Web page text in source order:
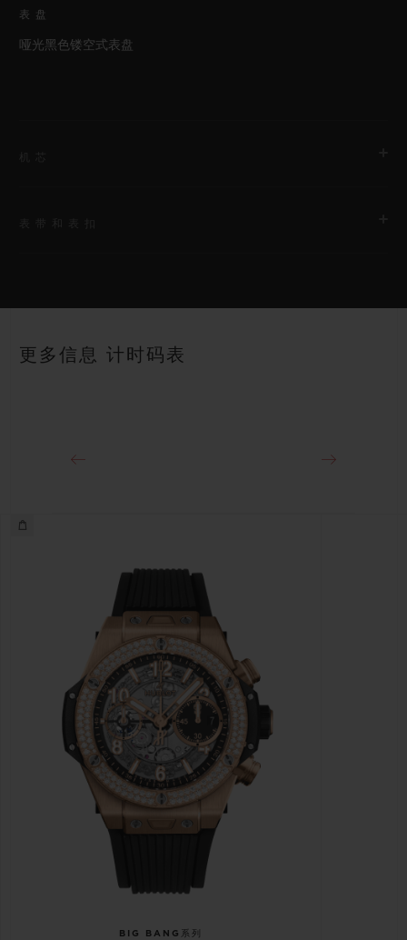
表盘
哑光黑色镂空式表盘
约72小时
表带
更多信息 计时码表
BIG BANG系列